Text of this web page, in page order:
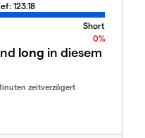
123.18
Short
0%
long in diesem
zeitverzögert